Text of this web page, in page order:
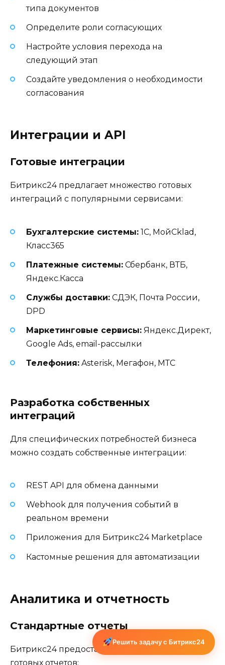
типа документов
Определите роли согласующих
Настройте условия перехода на
следующий этап
Создайте уведомления о необходимости
согласования
Интеграции и API
Готовые интеграции
Битрикс24 предлагает множество готовых
интеграций с популярными сервисами:
Бухгалтерские системы: 1С, МойСklad,
Класс365
Платежные системы: Сбербанк, ВТБ,
Яндекс.Касса
Службы доставки: СДЭК, Почта России,
DPD
Маркетинговые сервисы: Яндекс.Директ,
Google Ads, email-рассылки
Телефония: Asterisk, Мегафон, МТС
Разработка собственных
интеграций
Для специфических потребностей бизнеса
можно создать собственные интеграции:
REST API для обмена данными
Webhook для получения событий в
реальном времени
Приложения для Битрикс24 Marketplace
Кастомные решения для автоматизации
Аналитика и отчетность
Стандартные отчеты
Битрикс24 предоставляет обширный набор
готовых отчетов:
Решить задачу с Битрикс24